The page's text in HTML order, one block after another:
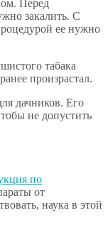
Перед
закалить. С
ее нужно
табака
произрастал.
дачников. Его
не допустить
по
от
наука в этой